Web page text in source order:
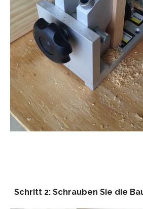
Schritt 2: Schrauben Sie die